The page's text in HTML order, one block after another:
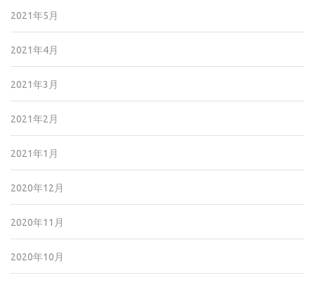
2021年5月
2021年4月
2021年3月
2021年2月
2021年1月
2020年12月
2020年11月
2020年10月